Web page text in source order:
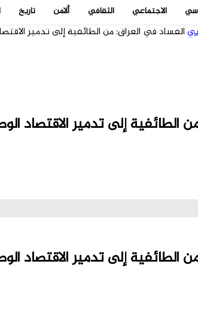
الاجتماعي الثقافي ألامن تاريخ
الفساد في العراق: من الطائفية إلى تدمير
الطائفية إلى تدمير الاقتصاد
الطائفية إلى تدمير الاقتصاد